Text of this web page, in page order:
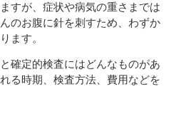
すが、症状や病気の重さまでは
のお腹に針を刺すため、わずか
ます。
確定的検査にはどんなものがあ
る時期、検査方法、費用などを